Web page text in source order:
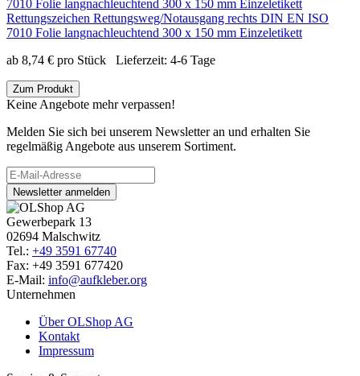
Rettungszeichen Rettungsweg/Notausgang rechts DIN EN ISO
7010 Folie langnachleuchtend 300 x 150 mm Einzeletikett
ab 8,74 € pro Stück Lieferzeit: 4-6 Tage
Zum Produkt
Keine Angebote mehr verpassen!
Melden Sie sich bei unserem Newsletter an und erhalten Sie
regelmäßig Angebote aus unserem Sortiment.
Newsletter anmelden
Gewerbepark 13
02694 Malschwitz
Tel.: +49 3591 67740
Fax: +49 3591 677420
E-Mail: info@aufkleber.org
Unternehmen
Über OLShop AG
Kontakt
Impressum